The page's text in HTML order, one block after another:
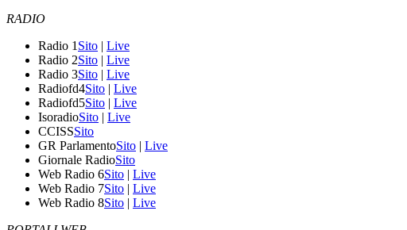
RADIO
Radio 1 Sito | Live
Radio 2Sito | Live
Radio 3Sito | Live
Radiofd4Sito | Live
Radiofd5Sito | Live
IsoradioSito | Live
CCISSSito
GR ParlamentoSito | Live
Giornale RadioSito
Web Radio 6Sito | Live
Web Radio 7Sito | Live
Web Radio 8Sito | Live